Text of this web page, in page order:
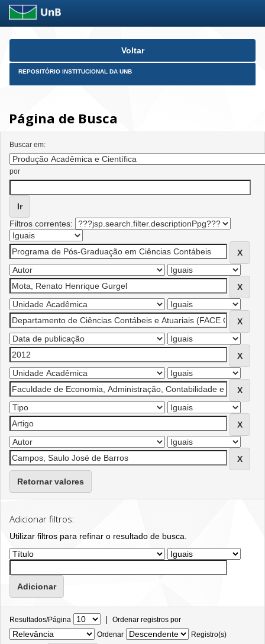
Skip
Voltar
REPOSITÓRIO INSTITUCIONAL DA UNB
Página de Busca
Buscar em:
por
Filtros correntes:
Retornar valores
Adicionar filtros:
Utilizar filtros para refinar o resultado de busca.
Resultados/Página | Ordenar registros por
Ordenar
Registro(s)